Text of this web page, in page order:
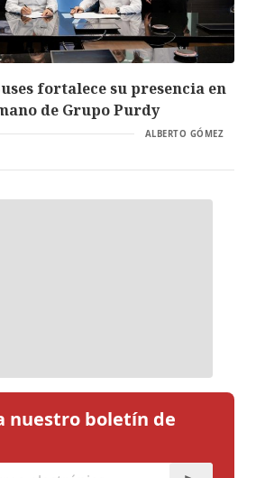
fortalece su presencia en
de Grupo Purdy
ALBERTO GÓMEZ
nuestro boletín de